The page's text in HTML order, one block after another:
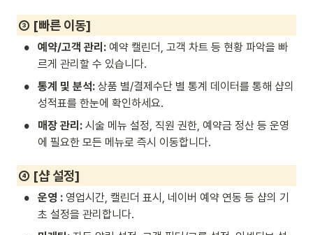
③ [빠른 이동]
• 예약/고객 관리: 예약 캘린더, 고객 차트 등 현황 파악을 빠
르게 관리할 수 있습니다.
• 통계 및 분석: 상품 별/결제수단 별 통계 데이터를 통해 샵의
성적표를 한눈에 확인하세요.
• 매장 관리: 시술 메뉴 설정, 직원 권한, 예약금 정산 등 운영
에 필요한 모든 메뉴로 즉시 이동합니다.
④ [샵 설정]
• 운영 : 영업시간, 캘린더 표시, 네이버 예약 연동 등 샵의 기
초 설정을 관리합니다.